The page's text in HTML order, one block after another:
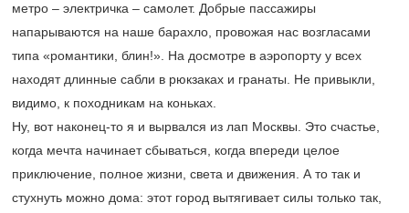
метро – электричка – самолет. Добрые пассажиры
напарываются на наше барахло, провожая нас возгласами
типа «романтики, блин!». На досмотре в аэропорту у всех
находят длинные сабли в рюкзаках и гранаты. Не привыкли,
видимо, к походникам на коньках.
Ну, вот наконец-то я и вырвался из лап Москвы. Это счастье,
когда мечта начинает сбываться, когда впереди целое
приключение, полное жизни, света и движения. А то так и
стухнуть можно дома: этот город вытягивает силы только так,